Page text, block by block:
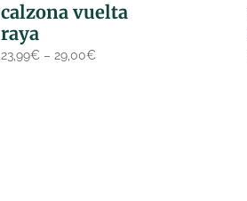
calzona vuelta
raya
23,99€ – 29,00€